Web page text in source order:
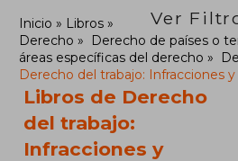
Ver
Inicio
Libros
Derecho
Derecho de países o
áreas específicas del derecho
Derecho del trabajo: Infracciones
Libros de Derecho
del trabajo:
Infracciones y